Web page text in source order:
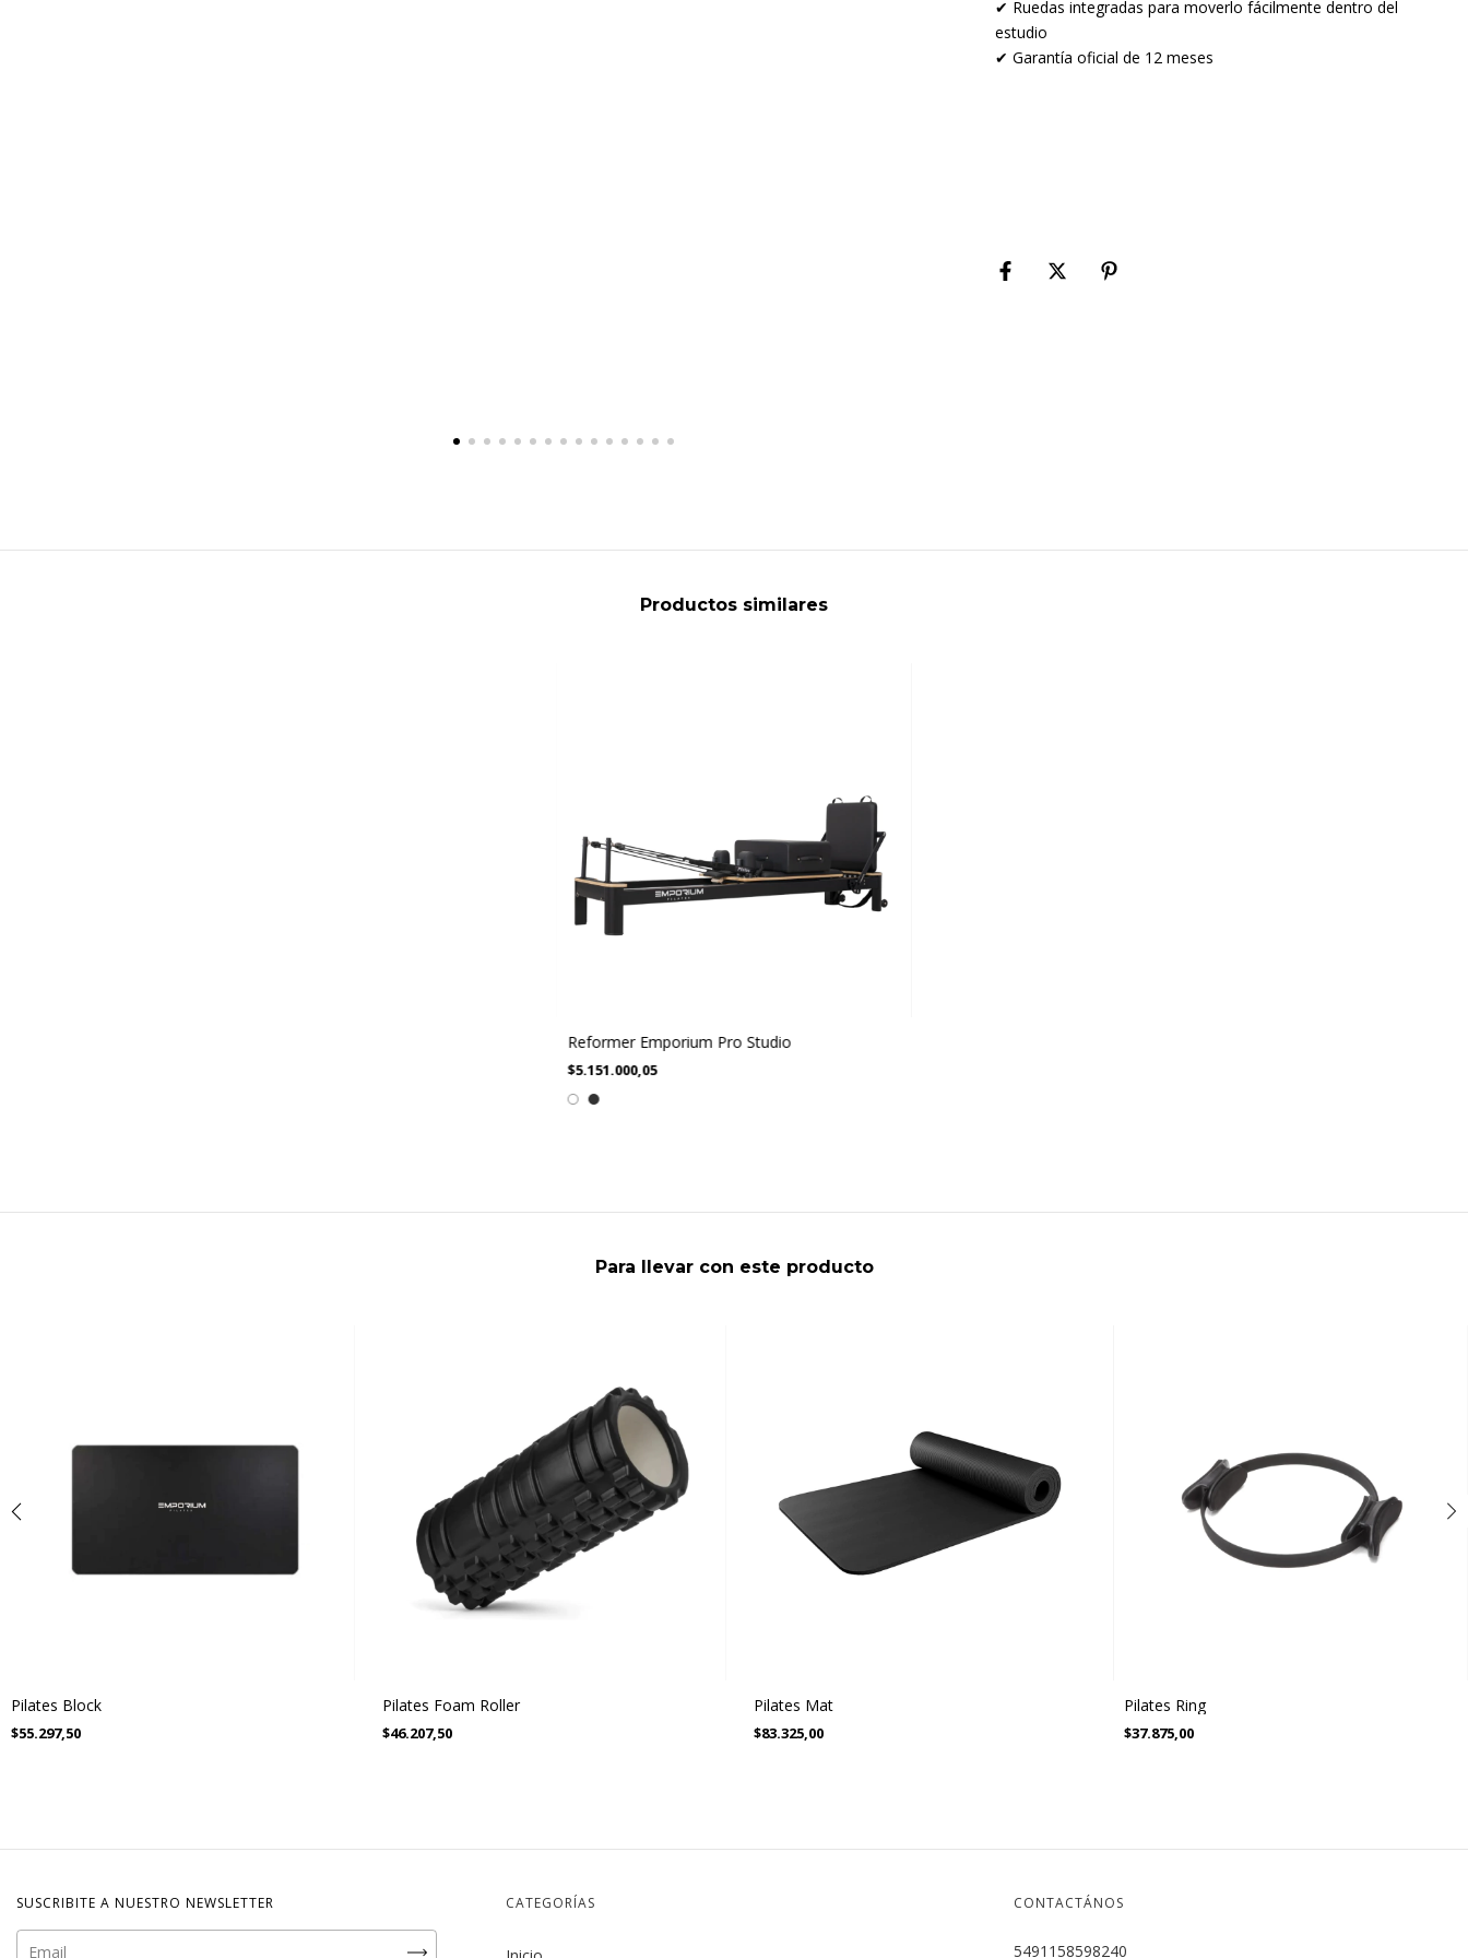
✔ Ruedas integradas para moverlo fácilmente dentro del
estudio
✔ Garantía oficial de 12 meses
Productos similares
Reformer Emporium Pro Studio
$5.151.000,05
Para llevar con este producto
Pilates Block
$55.297,50
Pilates Foam Roller
$46.207,50
Pilates Mat
$83.325,00
Pilates Ring
$37.875,00
SUSCRIBITE A NUESTRO NEWSLETTER CATEGORÍAS CONTACTÁNOS
5491158598240